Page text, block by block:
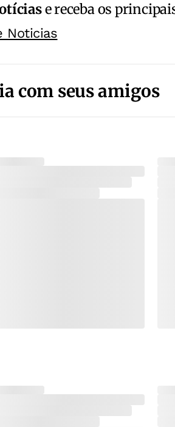
e receba os
Noticias
com seus amigos